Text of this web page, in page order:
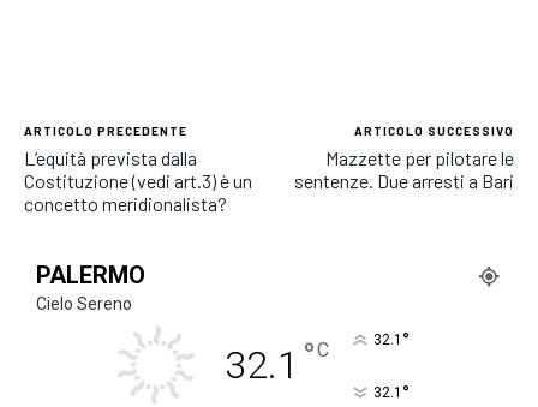
ARTICOLO PRECEDENTE
L’equità prevista dalla
Costituzione (vedi art.3) è un
concetto meridionalista?
ARTICOLO SUCCESSIVO
Mazzette per pilotare le
sentenze. Due arresti a Bari
PALERMO
Cielo Sereno
32.1 °C 32.1 °
32.1 °